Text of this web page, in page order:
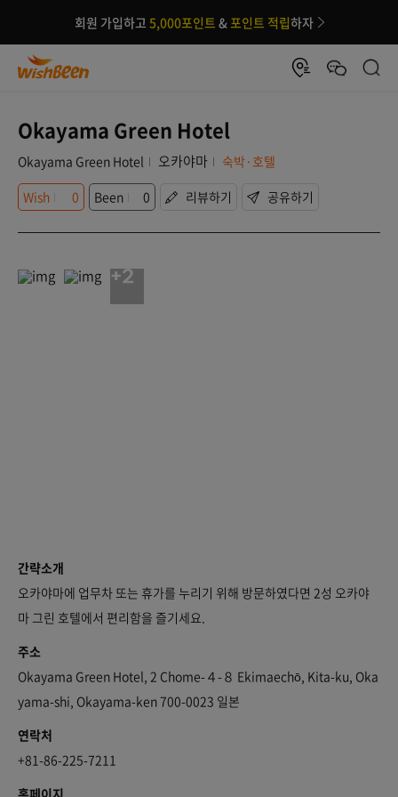
회원 가입하고 5,000포인트 &포인트 적립하자
Okayama Green Hotel
Okayama Green Hotel 오카야마
숙박·호텔
Wish
0 Been 0 리뷰하기 공유하기
+2
간략소개
오카야마에 업무차 또는 휴가를 누리기 위해 방문하였다면 2성 오카야
마 그린 호텔에서 편리함을 즐기세요.
주소
Okayama Green Hotel, 2 Chome-４-８ Ekimaechō, Kita-ku, Oka
yama-shi, Okayama-ken 700-0023 일본
연락처
+81-86-225-7211
홈페이지